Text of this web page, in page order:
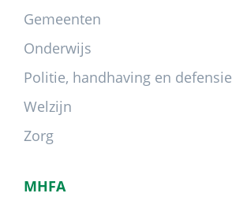
Gemeenten
Onderwijs
Politie, handhaving en defensie
Welzijn
Zorg
MHFA